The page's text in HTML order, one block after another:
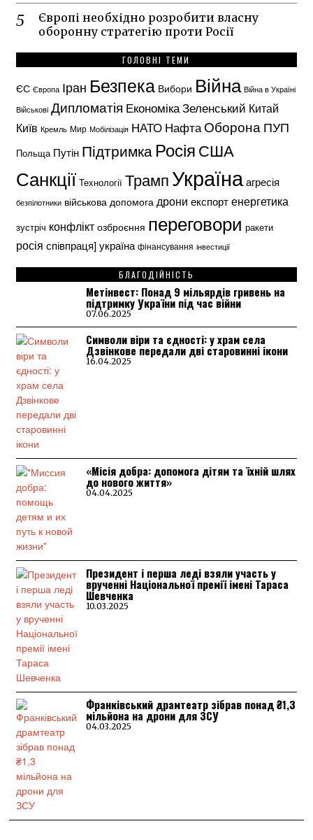
Європі необхідно розробити власну
оборонну стратегію проти Росії
ГОЛОВНІ ТЕМИ
ЄС Європа Іран Безпека Вибори Війна Війна в Україні
Військові Дипломатія ЕкономікаЗеленський Китай
Київ Кремль Мир Мобілізація НАТО НафтаОборона ПУП
Польща Путін Підтримка РосіяСША
Санкції Технології ТрампУкраїнаагресія
безпілотники військова допомога дрони експорт енергетика
зустріч конфлікт озброєння переговори ракети
росія співпраця] україна фінансування інвестиції
БЛАГОДІЙНІСТЬ
Метінвест: Понад 9 мільярдів гривень на
підтримку України під час війни
07.06.2025
Символи віри та єдності: у храм села
Дзвінкове передали дві старовинні ікони
16.04.2025
«Місія добра: допомога дітям та їхній шлях
до нового життя»
04.04.2025
Президент і перша леді взяли участь у
врученні Національної премії імені Тараса
Шевченка
10.03.2025
Франківський драмтеатр зібрав понад ₴1,3
мільйона на дрони для ЗСУ
04.03.2025